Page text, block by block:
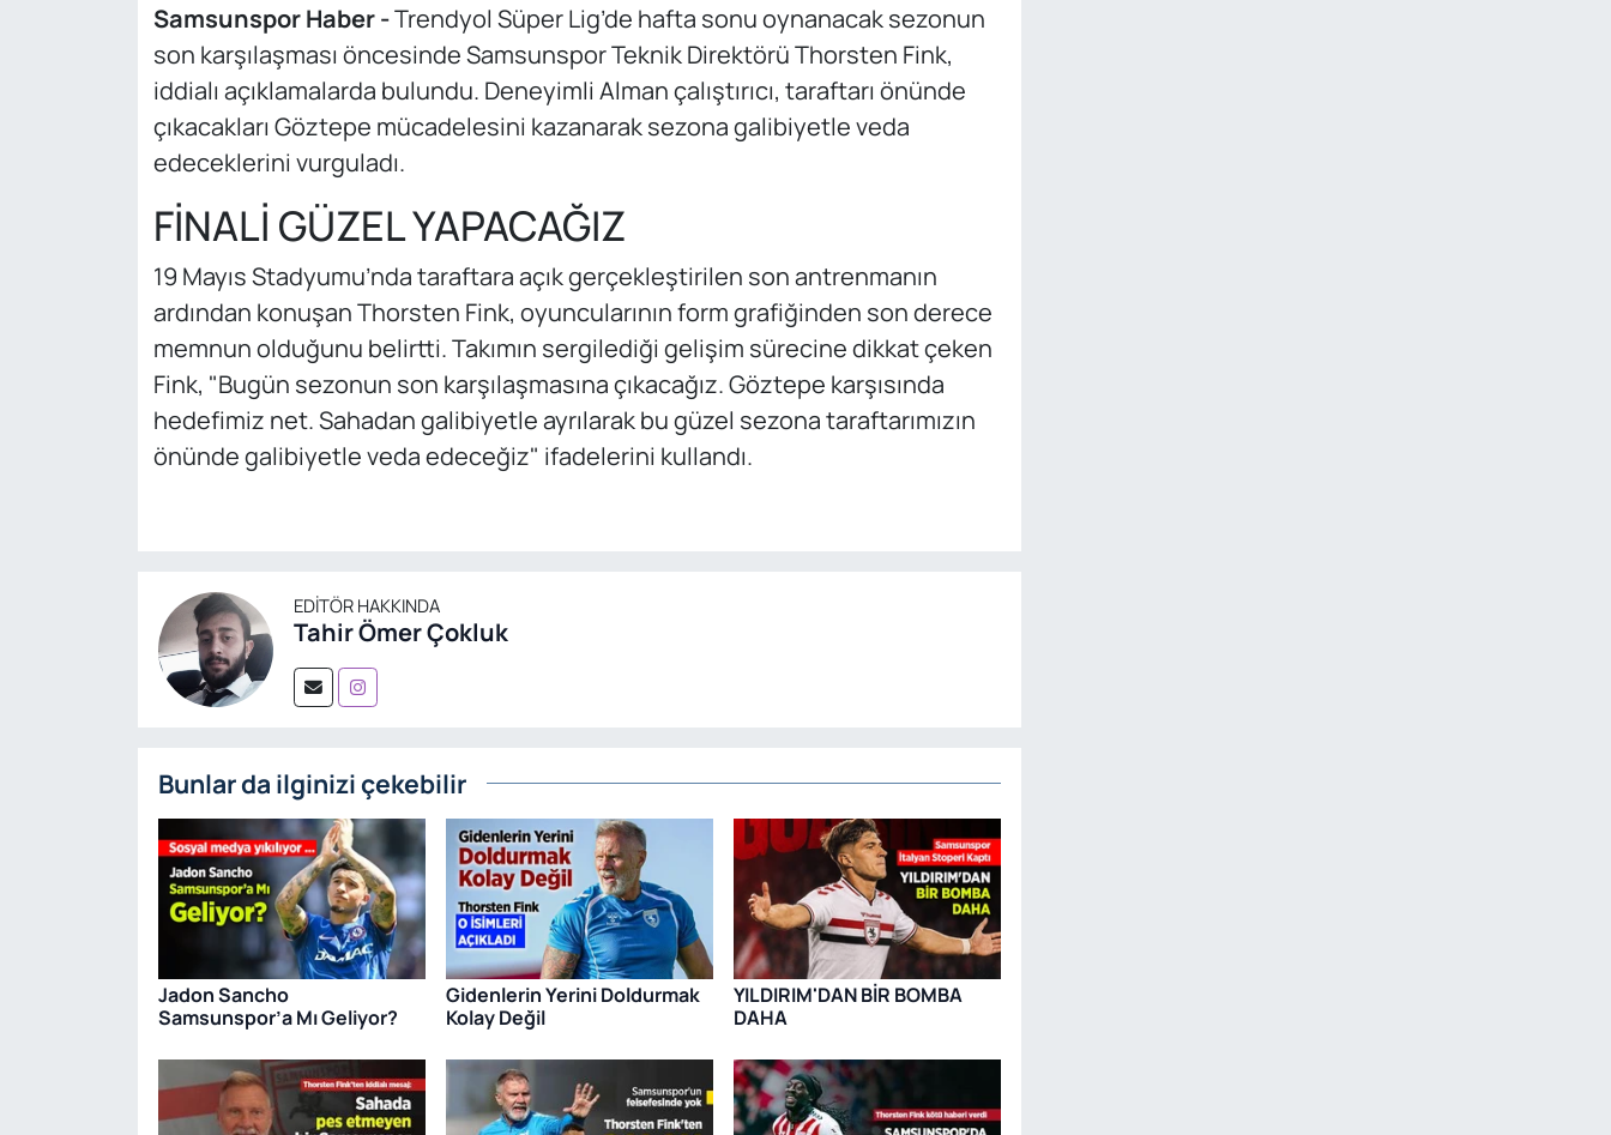
Samsunspor Haber -Trendyol Süper Lig’de hafta sonu oynanacak sezonun
son karşılaşması öncesinde Samsunspor Teknik Direktörü Thorsten Fink,
iddialı açıklamalarda bulundu. Deneyimli Alman çalıştırıcı, taraftarı önünde
çıkacakları Göztepe mücadelesini kazanarak sezona galibiyetle veda
edeceklerini vurguladı.
FİNALİ GÜZEL YAPACAĞIZ
19 Mayıs Stadyumu’nda taraftara açık gerçekleştirilen son antrenmanın
ardından konuşan Thorsten Fink, oyuncularının form grafiğinden son derece
memnun olduğunu belirtti. Takımın sergilediği gelişim sürecine dikkat çeken
Fink, "Bugün sezonun son karşılaşmasına çıkacağız. Göztepe karşısında
hedefimiz net. Sahadan galibiyetle ayrılarak bu güzel sezona taraftarımızın
önünde galibiyetle veda edeceğiz" ifadelerini kullandı.
EDITÖR HAKKINDA
Tahir Ömer Çokluk
Bunlar da ilginizi çekebilir
Jadon Sancho
Samsunspor’a Mı Geliyor?
Gidenlerin Yerini Doldurmak
Kolay Değil
YILDIRIM'DAN BİR BOMBA
DAHA